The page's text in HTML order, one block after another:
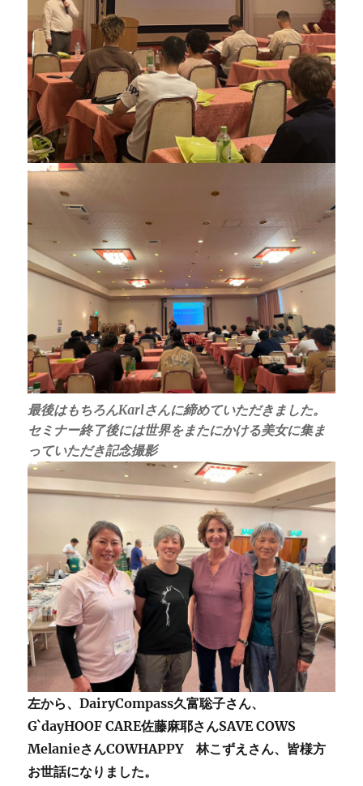
最後はもちろんKarlさんに締めていただきました。
セミナー終了後には世界をまたにかける美女に集ま
っていただき記念撮影
左から、DairyCompass久富聡子さん、
G`dayHOOF CARE佐藤麻耶さんSAVE COWS
MelanieさんCOWHAPPY 林こずえさん、皆様方
お世話になりました。